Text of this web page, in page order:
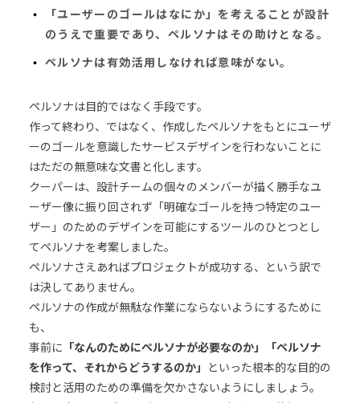
「ユーザーのゴールはなにか」を考えることが設計
のうえで重要であり、ペルソナはその助けとなる。
ペルソナは有効活用しなければ意味がない。
ペルソナは目的ではなく手段です。
作って終わり、ではなく、作成したペルソナをもとにユーザ
ーのゴールを意識したサービスデザインを行わないことに
はただの無意味な文書と化します。
クーパーは、設計チームの個々のメンバーが描く勝手なユ
ーザー像に振り回されず「明確なゴールを持つ特定のユー
ザー」のためのデザインを可能にするツールのひとつとし
てペルソナを考案しました。
ペルソナさえあればプロジェクトが成功する、という訳で
は決してありません。
ペルソナの作成が無駄な作業にならないようにするために
も、
事前に 「なんのためにペルソナが必要なのか」「ペルソナ
を作って、それからどうするのか」 といった根本的な目的の
検討と活用のための準備を欠かさないようにしましょう。